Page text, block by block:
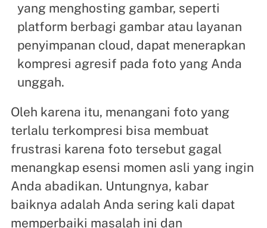
yang menghosting gambar, seperti
platform berbagi gambar atau layanan
penyimpanan cloud, dapat menerapkan
kompresi agresif pada foto yang Anda
unggah.
Oleh karena itu, menangani foto yang
terlalu terkompresi bisa membuat
frustrasi karena foto tersebut gagal
menangkap esensi momen asli yang ingin
Anda abadikan. Untungnya, kabar
baiknya adalah Anda sering kali dapat
memperbaiki masalah ini dan